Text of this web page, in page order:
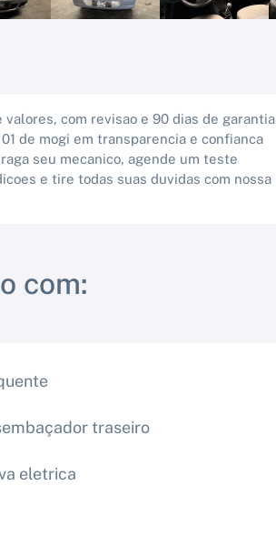
com revisao e 90 dias de garantia
de mogi em transparencia e confianca
seu mecanico, agende um teste
e tire todas suas duvidas com nossa
com:
traseiro
eletrica